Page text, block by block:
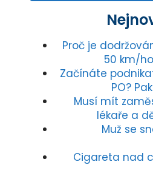
Proč je
50 km/
Začínáte
PO?
Musí mít
lékaře a
Muž se
Cigareta nad